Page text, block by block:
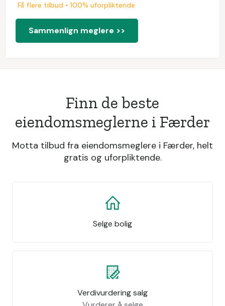
Få flere tilbud • 100% uforpliktende
Sammenlign meglere >>
Finn de beste
eiendomsmeglerne i Færder
Motta tilbud fra eiendomsmeglere i Færder, helt
gratis og uforpliktende.
Selge bolig
Verdivurdering salg